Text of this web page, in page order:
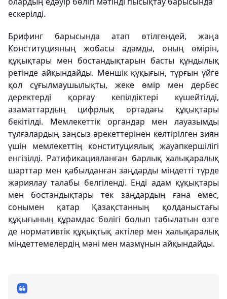
ескерілді.
Брифинг барысында атап өтілгендей, жаңа
Конституцияның жобасы адамды, оның өмірін,
құқықтары мен бостандықтарын басты құндылық
ретінде айқындайды. Меншік құқығын, тұрғын үйге
қол сұғылмаушылықты, жеке өмір мен дербес
деректерді қорғау кепілдіктері күшейтілді,
азаматтардың цифрлық ортадағы құқықтары
бекітілді. Мемлекеттік органдар мен лауазымды
тұлғалардың заңсыз әрекеттерінен келтірілген зиян
үшін мемлекеттің конституциялық жауапкершілігі
енгізілді. Ратификацияланған барлық халықаралық
шарттар мен қабылданған заңдарды міндетті түрде
жариялау талабы белгіленді. Енді адам құқықтары
мен бостандықтары тек заңдардың ғана емес,
сонымен қатар Қазақстанның қолданыстағы
құқығының құрамдас бөлігі болып табылатын өзге
де нормативтік құқықтық актілер мен халықаралық
міндеттемелердің мәні мен мазмұнын айқындайды.